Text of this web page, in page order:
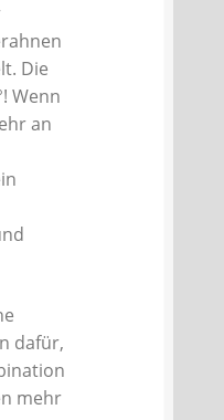
Die
Wenn
an
dafür,
mehr